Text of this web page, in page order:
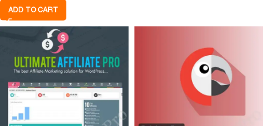
ADD TO CART